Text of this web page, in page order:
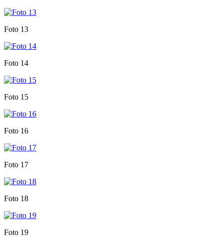
Foto 13
Foto 14
Foto 15
Foto 16
Foto 17
Foto 18
Foto 19